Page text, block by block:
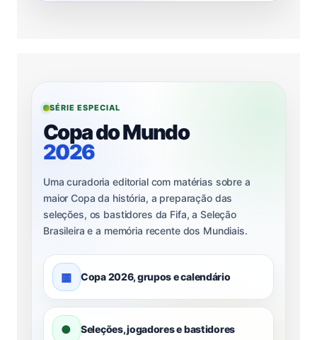
SÉRIE ESPECIAL
Copa do Mundo
2026
Uma curadoria editorial com matérias sobre a
maior Copa da história, a preparação das
seleções, os bastidores da Fifa, a Seleção
Brasileira e a memória recente dos Mundiais.
▦ Copa 2026, grupos e calendário
● Seleções, jogadores e bastidores